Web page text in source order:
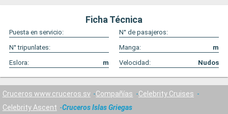
Ficha Técnica
Puesta en servicio:
N° de pasajeros:
N° tripunlates:
Manga:
m
Eslora:
m Velocidad: Nudos
Cruceros www.cruceros.sv Compañías
Celebrity Cruises
Celebrity Ascent
Cruceros Islas Griegas